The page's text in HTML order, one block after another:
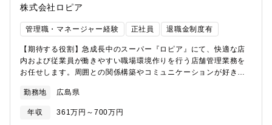
株式会社ロピア
管理職・マネージャー経験 正社員 退職金制度有
【期待する役割】急成長中のスーパー『ロピア』にて、快適な店
内および従業員が働きやすい職場環境作りを行う店舗管理業務を
お任せします。周囲との関係構築やコミュニケーションが好きな
理■人事労務や総務業務■レジ管理 など※将来的に店長になれば、
各売り場(精肉/鮮魚/青果/惣菜/食品)のチーフ陣の取りまとめ等も
行っていただくため、マネジメント力が身につくポジションで
勤務地 広島県
年収 361万円～700万円